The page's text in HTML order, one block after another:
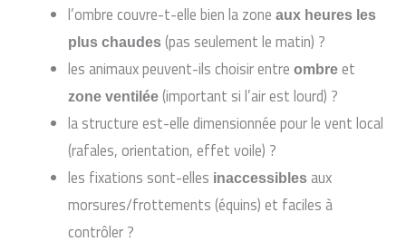
l’ombre couvre-t-elle bien la zone aux heures les
plus chaudes(pas seulement le matin) ?
les animaux peuvent-ils choisir entre ombreet
zone ventilée(important si l’air est lourd) ?
la structure est-elle dimensionnée pour le vent local
(rafales, orientation, effet voile) ?
les fixations sont-elles inaccessiblesaux
morsures/frottements (équins) et faciles à
contrôler ?